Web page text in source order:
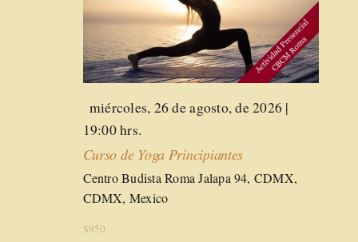
Destacado
miércoles, 26 de agosto, de 2026 |
19:00 hrs.
Curso de Yoga Principiantes
Centro Budista RomaJalapa 94, CDMX,
CDMX, Mexico
$950